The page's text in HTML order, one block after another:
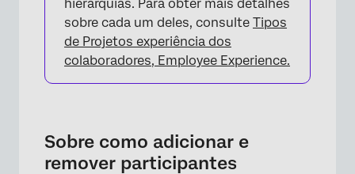
Importação de participantes do Diretório
Adição de participantes do Diretório
Colaborador
Importar participantes e criar Hierarquia
Metadados
hierarquias. Para obter mais detalhes
sobre cada um deles, consulte Tipos
de Projetos experiência dos
colaboradores, Employee Experience.
Sobre como adicionar e
remover participantes